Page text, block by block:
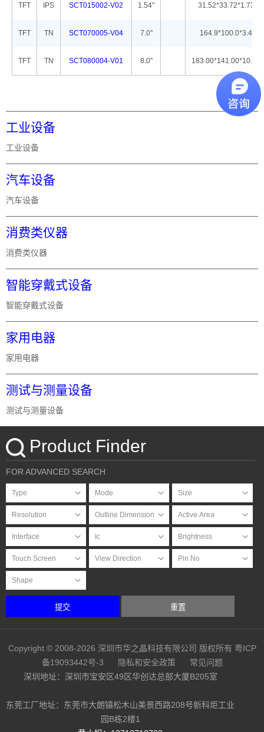
TFT IPS SCT015002-V02 1.54'' 31.52*33.72*1.73
TFT TN SCT070005-V04 7.0'' 164.9*100.0*3.4
TFT TN SCT080004-V01 8.0'' 183.00*141.00*10.26
工业设备
工业设备
汽车设备
汽车设备
消费类仪器
消费类仪器
智能穿戴式设备
智能穿戴式设备
家用电器
家用电器
测试与测量设备
测试与测量设备
Product Finder
FOR ADVANCED SEARCH
提交 重置
Copyright © 2008-2026 深圳市华之晶科技有限公司 版权所有 粤ICP
备19093442号-3
隐私和安全政策
常见问题
深圳地址：深圳市宝安区49区华创达总部大厦B205室
东莞工厂地址：东莞市大朗镇松木山美景西路208号新科炬工业
园B栋2楼1